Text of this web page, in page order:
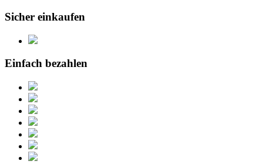
Sicher einkaufen
Einfach bezahlen